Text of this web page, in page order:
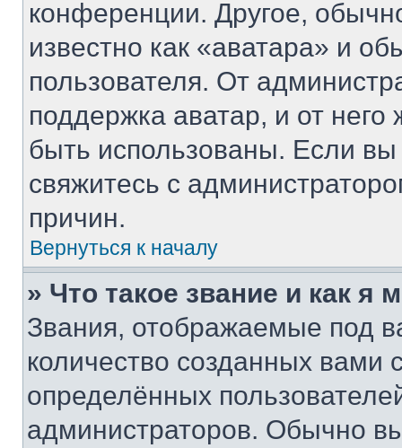
конференции. Другое,
известно как «аватара» и
пользователя. От
поддержка аватар, и от него
быть использованы. Если
свяжитесь с
причин.
Вернуться к началу
» Что такое звание и как я
Звания, отображаемые под
количество созданных
определённых
администраторов. Обычно